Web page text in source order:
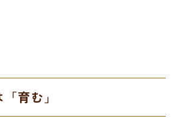
育む」